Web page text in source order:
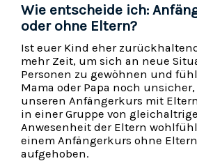
Wie entscheide ich:
oder ohne Eltern?
Ist euer Kind eher
mehr Zeit, um sich an neue
Personen zu gewöhnen und
Mama oder Papa noch
unseren Anfängerkurs mit
in einer Gruppe von
Anwesenheit der Eltern
einem Anfängerkurs ohne
aufgehoben.